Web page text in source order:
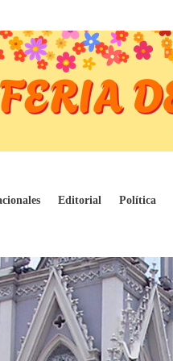
Editorial Política